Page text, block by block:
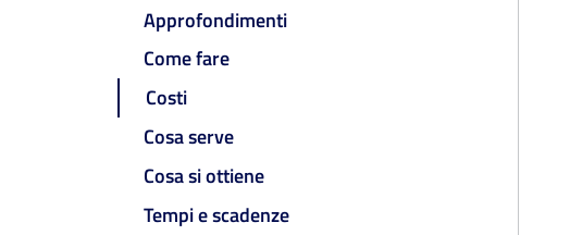
Approfondimenti
Come fare
Costi
Cosa serve
Cosa si ottiene
Tempi e scadenze